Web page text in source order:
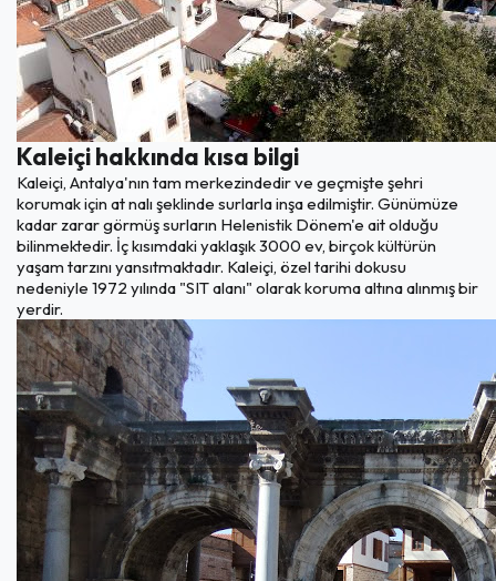
Kaleiçi hakkında kısa bilgi
Kaleiçi, Antalya'nın tam merkezindedir ve geçmişte şehri
korumak için at nalı şeklinde surlarla inşa edilmiştir. Günümüze
kadar zarar görmüş surların Helenistik Dönem'e ait olduğu
bilinmektedir. İç kısımdaki yaklaşık 3000 ev, birçok kültürün
yaşam tarzını yansıtmaktadır. Kaleiçi, özel tarihi dokusu
nedeniyle 1972 yılında "SIT alanı" olarak koruma altına alınmış bir
yerdir.